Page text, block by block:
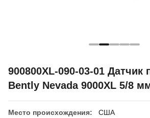
900800XL-090-03-01 Датчик
Bently Nevada 9000XL 5/8
Место происхождения: США